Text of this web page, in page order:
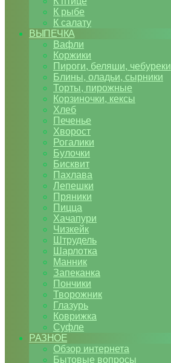
К рыбе
К салату
ВЫПЕЧКА
Вафли
Коржики
Пироги, беляши, чебуреки
Блины, оладьи, сырники
Торты, пирожные
Корзиночки, кексы
Хлеб
Печенье
Хворост
Рогалики
Булочки
Бисквит
Пахлава
Лепешки
Пряники
Пицца
Хачапури
Чизкейк
Штрудель
Шарлотка
Манник
Запеканка
Пончики
Творожник
Глазурь
Коврижка
Суфле
РАЗНОЕ
Обзор интернета
Бытовые вопросы